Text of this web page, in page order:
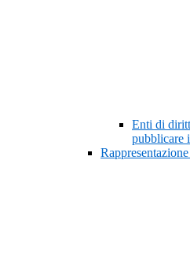
Enti di
pubblicare